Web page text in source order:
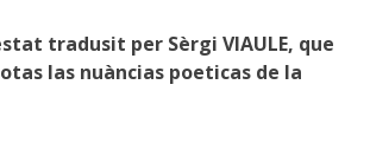
tradusit per Sèrgi VIAULE, que
las nuàncias poeticas de la